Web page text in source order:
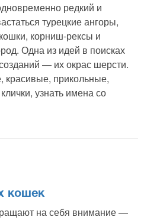
редкий и
турецкие ангоры,
корниш-рексы и
Одна из идей в поисках
— их окрас шерсти.
прикольные,
узнать имена со
кошек
на себя внимание —